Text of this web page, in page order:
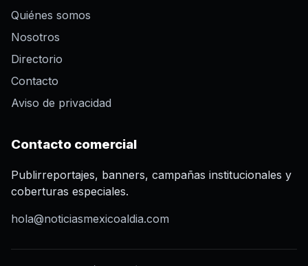
Quiénes somos
Nosotros
Directorio
Contacto
Aviso de privacidad
Contacto comercial
Publirreportajes, banners, campañas institucionales y
coberturas especiales.
hola@noticiasmexicoaldia.com